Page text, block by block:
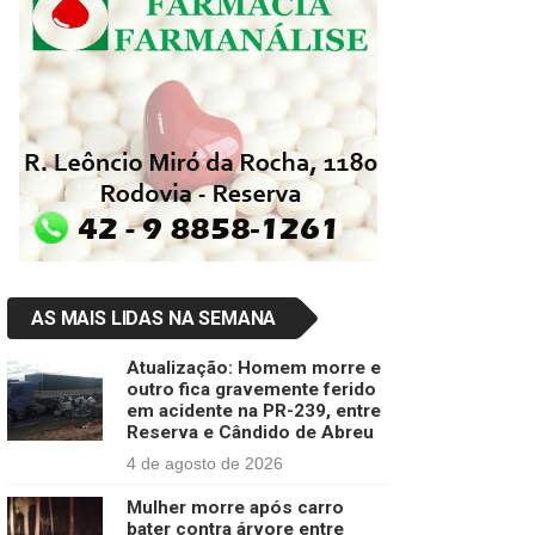
AS MAIS LIDAS NA SEMANA
Atualização: Homem morre e
outro fica gravemente ferido
em acidente na PR-239, entre
Reserva e Cândido de Abreu
4 de agosto de 2026
Mulher morre após carro
bater contra árvore entre